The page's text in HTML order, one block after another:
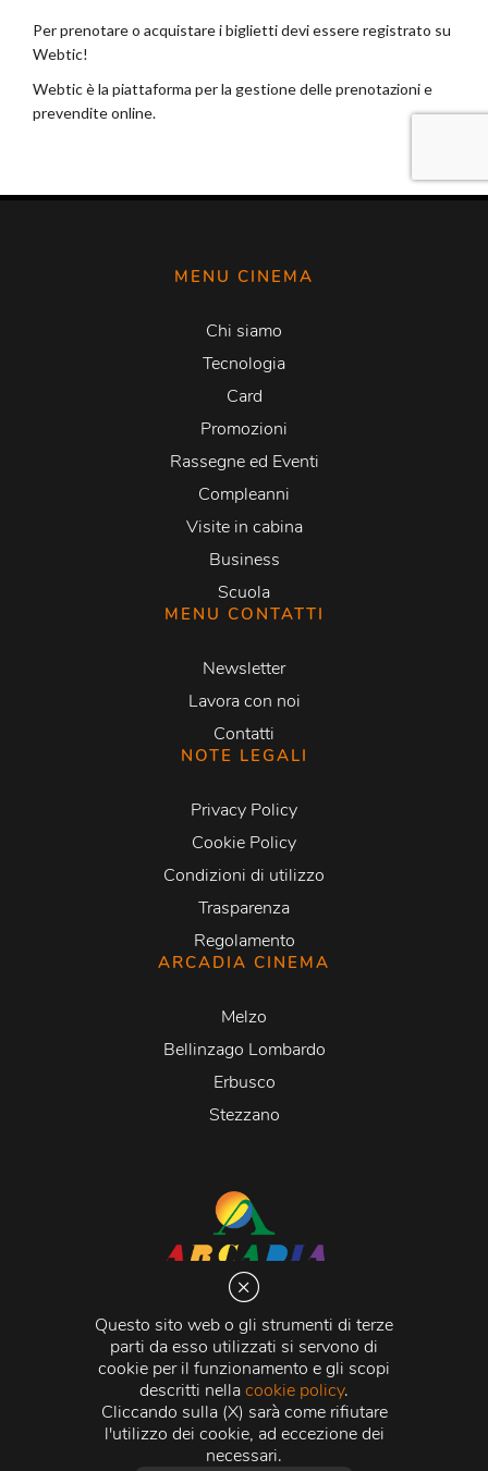
Questo sito web o gli strumenti di terze
parti da esso utilizzati si servono di
cookie per il funzionamento e gli scopi
descritti nellacookie policy.
Cliccando sulla (X) sarà come rifiutare
l'utilizzo dei cookie, ad eccezione dei
necessari.
MENU CINEMA
Chi siamo
Tecnologia
Card
Promozioni
Rassegne ed Eventi
Compleanni
Visite in cabina
Business
Scuola
MENU CONTATTI
Newsletter
Lavora con noi
Contatti
NOTE LEGALI
Privacy Policy
Cookie Policy
Condizioni di utilizzo
Trasparenza
Regolamento
ARCADIA CINEMA
Melzo
Bellinzago Lombardo
Erbusco
Stezzano
Via Martiri della Libertà 20066 Melzo (MI)
C.C.I.A.A. - R.E.A di Milano n. 1427910
Registro delle Imprese di Milano n. 338392 -
Fiscale e Partita Iva11015840157 | Capitale Sociale
500.000,00 i.v.
Credits:Crea Informatica S.r.l. 2026 © Tutti i diritti
riservati.